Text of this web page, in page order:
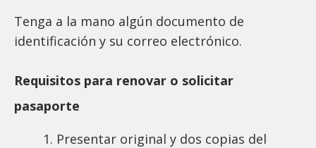
Tenga a la mano algún documento de
identificación y su correo electrónico.
Requisitos para renovar o solicitar
pasaporte
Presentar original y dos copias del